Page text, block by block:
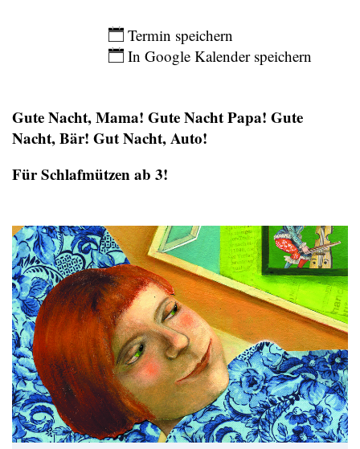
Termin speichern
In Google Kalender speichern
Gute Nacht, Mama! Gute Nacht Papa! Gute
Nacht, Bär! Gut Nacht, Auto!
Für Schlafmützen ab 3!